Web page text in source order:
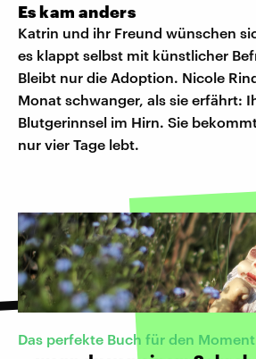
Es kam anders
Katrin und ihr Freund wünschen
es klappt selbst mit künstlicher
Bleibt nur die Adoption. Nicole
Monat schwanger, als sie erfährt:
Blutgerinnsel im Hirn. Sie
nur vier Tage lebt.
Das perfekte Buch für den Moment